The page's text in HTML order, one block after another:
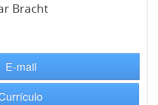
Bracht
E-mail